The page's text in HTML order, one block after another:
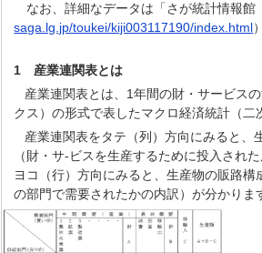
なお、詳細なデータは「さが統計情報館
saga.lg.jp/toukei/kiji003117190/index.html
1 産業連関表とは
産業連関表とは、1年間の財・サービスの
クス）の形式で表したマクロ経済統計（二
産業連関表をタテ（列）方向にみると、
（財・サ-ビスを生産するために投入され
ヨコ（行）方向にみると、生産物の販路構
の部門で需要されたかの内訳）が分かりま